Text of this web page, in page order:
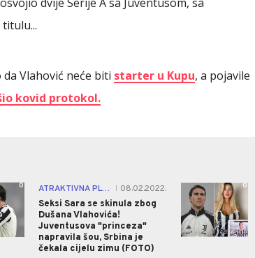
da Vlahović neće biti starter u Kupu, a pojavile
kovid protokol.
0 ATRAKTIVNA PLAVUŠA
08.02.2022.
Seksi Sara se skinula zbog
Dušana Vlahovića!
Juventusova "princeza"
napravila šou, Srbina je
čekala cijelu zimu (FOTO)
0